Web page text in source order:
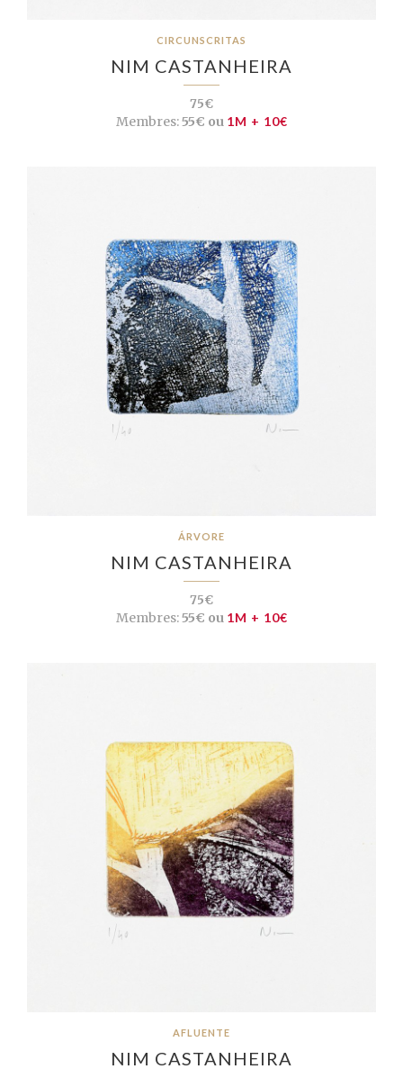
CIRCUNSCRITAS
NIM CASTANHEIRA
75€
Membres:55€ ou 1M + 10€
ÁRVORE
NIM CASTANHEIRA
75€
Membres:55€ ou 1M + 10€
AFLUENTE
NIM CASTANHEIRA